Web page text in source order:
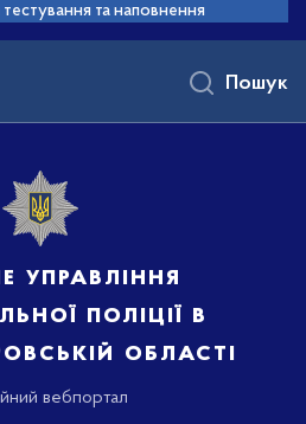
та наповнення
управління
поліції в
області
вебпортал
Пошук